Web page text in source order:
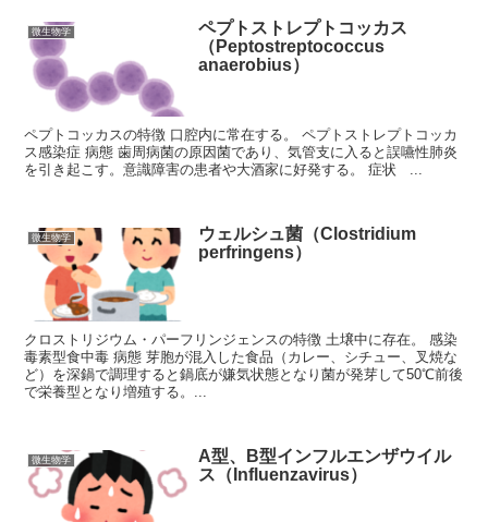
微生物学
ペプトストレプトコッカス
（Peptostreptococcus
anaerobius）
ペプトコッカスの特徴 口腔内に常在する。 ペプトストレプトコッカ
ス感染症 病態 歯周病菌の原因菌であり、気管支に入ると誤嚥性肺炎
を引き起こす。意識障害の患者や大酒家に好発する。 症状 ...
微生物学
ウェルシュ菌（Clostridium
perfringens）
クロストリジウム・パーフリンジェンスの特徴 土壌中に存在。 感染
毒素型食中毒 病態 芽胞が混入した食品（カレー、シチュー、叉焼な
ど）を深鍋で調理すると鍋底が嫌気状態となり菌が発芽して50℃前後
で栄養型となり増殖する。...
微生物学
A型、B型インフルエンザウイル
ス（Influenzavirus）